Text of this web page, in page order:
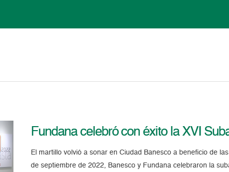
Fundana celebró con éxito la XVI
El martillo volvió a sonar en Ciudad Banesco a beneficio de
de septiembre de 2022, Banesco y Fundana celebraron la